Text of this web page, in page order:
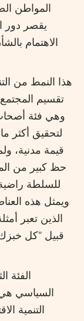
المواطن
يقصر دور
الاهتمام
هذا النمط من
تقسيم
وهي فئة
لتحقيق أكثر
قيمة مدنية،
حظ كبير من
للسلطة
ويمثل هذه
الذين تعبر
قبيل “كل
الفئة
السياسي هي
التنمية